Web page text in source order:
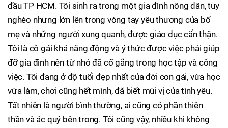
đầu TP HCM. Tôi sinh ra trong một gia đình nông dân, tuy
nghèo nhưng lớn lên trong vòng tay yêu thương của bố
mẹ và những người xung quanh, được giáo dục cẩn thận.
Tôi là cô gái khá năng động và ý thức được việc phải giúp
đỡ gia đình nên từ nhỏ đã cố gắng trong học tập và công
việc. Tôi đang ở độ tuổi đẹp nhất của đời con gái, vừa học
vừa làm, chơi cũng hết mình, đã biết mùi vị của tình yêu.
Tất nhiên là người bình thường, ai cũng có phần thiên
thần và ác quỷ bên trong. Tôi cũng vậy, nhiều khi không